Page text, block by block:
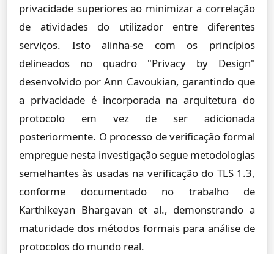
privacidade superiores ao minimizar a correlação
de atividades do utilizador entre diferentes
serviços. Isto alinha-se com os princípios
delineados no quadro "Privacy by Design"
desenvolvido por Ann Cavoukian, garantindo que
a privacidade é incorporada na arquitetura do
protocolo em vez de ser adicionada
posteriormente. O processo de verificação formal
empregue nesta investigação segue metodologias
semelhantes às usadas na verificação do TLS 1.3,
conforme documentado no trabalho de
Karthikeyan Bhargavan et al., demonstrando a
maturidade dos métodos formais para análise de
protocolos do mundo real.